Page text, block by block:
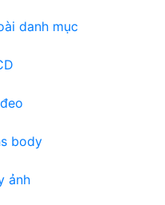
danh mục
body
ảnh